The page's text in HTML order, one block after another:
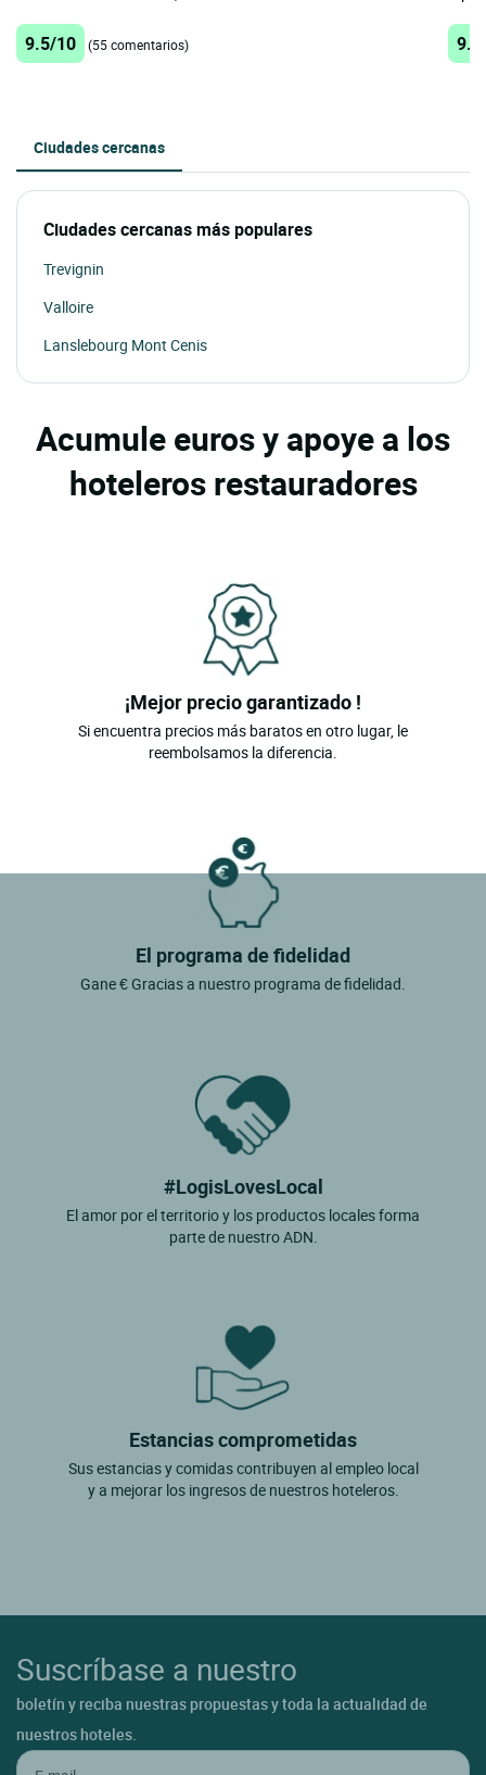
9.5/10 (55 comentarios)
Ciudades cercanas
Ciudades cercanas más populares
Trevignin
Valloire
Lanslebourg Mont Cenis
Acumule euros y apoye a los
hoteleros restauradores
¡Mejor precio garantizado !
Si encuentra precios más baratos en otro lugar, le
reembolsamos la diferencia.
El programa de fidelidad
Gane € Gracias a nuestro programa de fidelidad.
#LogisLovesLocal
El amor por el territorio y los productos locales forma
parte de nuestro ADN.
Estancias comprometidas
Sus estancias y comidas contribuyen al empleo local
y a mejorar los ingresos de nuestros hoteleros.
Suscríbase a nuestro
boletín y reciba nuestras propuestas y toda la actualidad de
nuestros hoteles.